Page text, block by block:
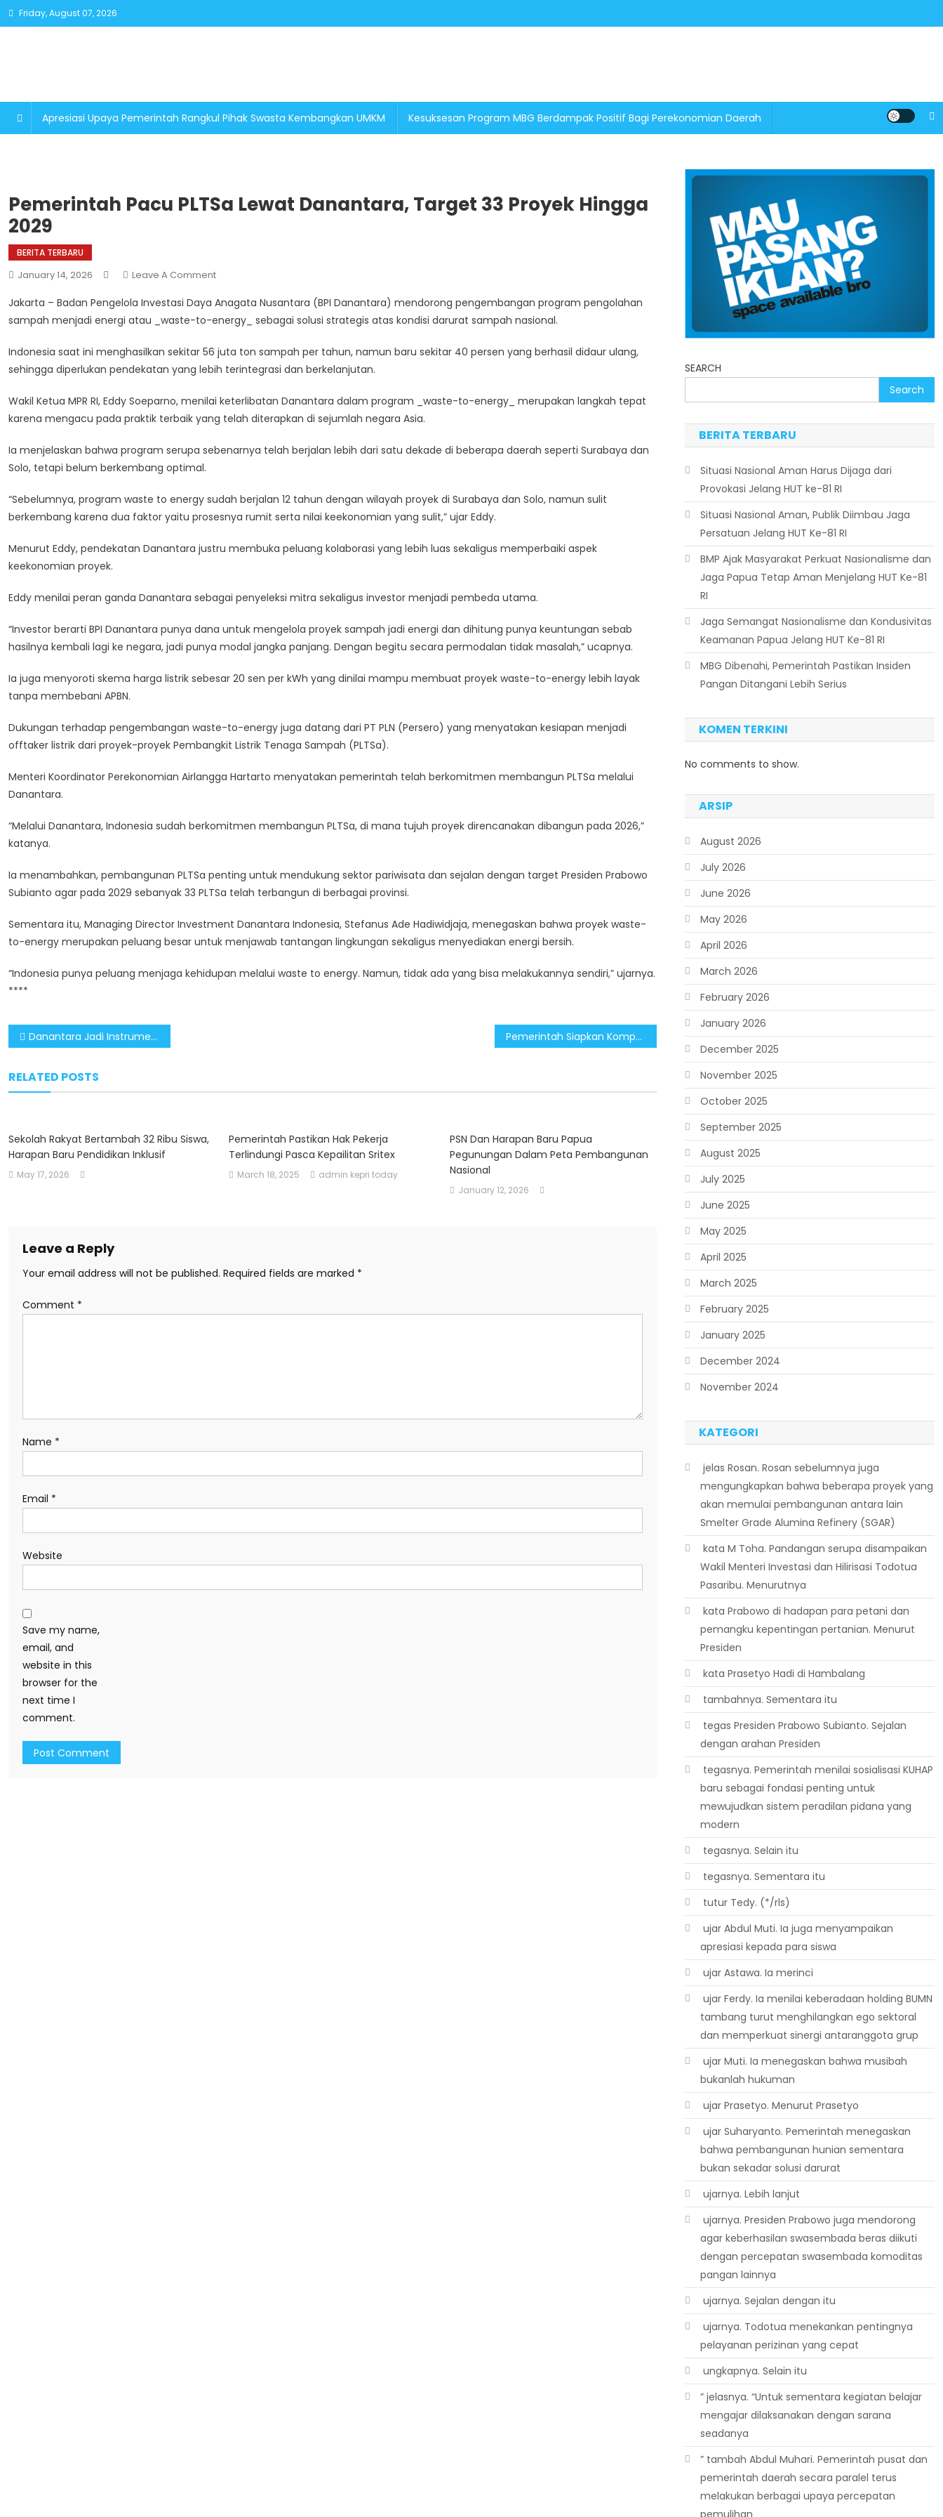
Skip
to
Friday, August 07, 2026
Apresiasi Upaya Pemerintah Rangkul Pihak Swasta Kembangkan UMKM Kesuksesan Program MBG Berdampak Positif Bagi Perekonomian Daerah
Pemerintah Pacu PLTSa Lewat Danantara, Target 33 Proyek Hingga
2029
BERITA TERBARU
January 14, 2026 Leave A CommentOn
Pacu
PLTSa
Danantara,
Target
Proyek
Hingga
Jakarta – Badan Pengelola Investasi Daya Anagata Nusantara (BPI Danantara) mendorong pengembangan program pengolahan
sampah menjadi energi atau _waste-to-energy_ sebagai solusi strategis atas kondisi darurat sampah nasional.
Indonesia saat ini menghasilkan sekitar 56 juta ton sampah per tahun, namun baru sekitar 40 persen yang berhasil didaur ulang,
sehingga diperlukan pendekatan yang lebih terintegrasi dan berkelanjutan.
Wakil Ketua MPR RI, Eddy Soeparno, menilai keterlibatan Danantara dalam program _waste-to-energy_ merupakan langkah tepat
karena mengacu pada praktik terbaik yang telah diterapkan di sejumlah negara Asia.
Ia menjelaskan bahwa program serupa sebenarnya telah berjalan lebih dari satu dekade di beberapa daerah seperti Surabaya dan
Solo, tetapi belum berkembang optimal.
“Sebelumnya, program waste to energy sudah berjalan 12 tahun dengan wilayah proyek di Surabaya dan Solo, namun sulit
berkembang karena dua faktor yaitu prosesnya rumit serta nilai keekonomian yang sulit,” ujar Eddy.
Menurut Eddy, pendekatan Danantara justru membuka peluang kolaborasi yang lebih luas sekaligus memperbaiki aspek
keekonomian proyek.
Eddy menilai peran ganda Danantara sebagai penyeleksi mitra sekaligus investor menjadi pembeda utama.
“Investor berarti BPI Danantara punya dana untuk mengelola proyek sampah jadi energi dan dihitung punya keuntungan sebab
hasilnya kembali lagi ke negara, jadi punya modal jangka panjang. Dengan begitu secara permodalan tidak masalah,” ucapnya.
Ia juga menyoroti skema harga listrik sebesar 20 sen per kWh yang dinilai mampu membuat proyek waste-to-energy lebih layak
tanpa membebani APBN.
Dukungan terhadap pengembangan waste-to-energy juga datang dari PT PLN (Persero) yang menyatakan kesiapan menjadi
offtaker listrik dari proyek-proyek Pembangkit Listrik Tenaga Sampah (PLTSa).
Menteri Koordinator Perekonomian Airlangga Hartarto menyatakan pemerintah telah berkomitmen membangun PLTSa melalui
Danantara.
“Melalui Danantara, Indonesia sudah berkomitmen membangun PLTSa, di mana tujuh proyek direncanakan dibangun pada 2026,”
katanya.
Ia menambahkan, pembangunan PLTSa penting untuk mendukung sektor pariwisata dan sejalan dengan target Presiden Prabowo
Subianto agar pada 2029 sebanyak 33 PLTSa telah terbangun di berbagai provinsi.
Sementara itu, Managing Director Investment Danantara Indonesia, Stefanus Ade Hadiwidjaja, menegaskan bahwa proyek waste-
to-energy merupakan peluang besar untuk menjawab tantangan lingkungan sekaligus menyediakan energi bersih.
“Indonesia punya peluang menjaga kehidupan melalui waste to energy. Namun, tidak ada yang bisa melakukannya sendiri,” ujarnya.
****
Post
Danantara Jadi Instrumen Strategis Pemerintah Perkuat Pengelolaan Aset Negara Pemerintah Siapkan Kompensasi Rumah untuk Korban Banjir Sumatra
RELATED POSTS
Sekolah Rakyat Bertambah 32 Ribu Siswa,
Harapan Baru Pendidikan Inklusif
May 17, 2026
Pemerintah Pastikan Hak Pekerja
Terlindungi Pasca Kepailitan Sritex
March 18, 2025 admin kepri today
PSN Dan Harapan Baru Papua
Pegunungan Dalam Peta Pembangunan
Nasional
January 12, 2026
Leave a Reply
Your email address will not be published. Required fields are marked *
Comment *
Name *
Email *
Website
Save my name,
email, and
website in this
browser for the
next time I
comment.
SEARCH
Search
BERITA TERBARU
Situasi Nasional Aman Harus Dijaga dari
Provokasi Jelang HUT ke-81 RI
Situasi Nasional Aman, Publik Diimbau Jaga
Persatuan Jelang HUT Ke-81 RI
BMP Ajak Masyarakat Perkuat Nasionalisme dan
Jaga Papua Tetap Aman Menjelang HUT Ke-81
RI
Jaga Semangat Nasionalisme dan Kondusivitas
Keamanan Papua Jelang HUT Ke-81 RI
MBG Dibenahi, Pemerintah Pastikan Insiden
Pangan Ditangani Lebih Serius
KOMEN TERKINI
No comments to show.
ARSIP
August 2026
July 2026
June 2026
May 2026
April 2026
March 2026
February 2026
January 2026
December 2025
November 2025
October 2025
September 2025
August 2025
July 2025
June 2025
May 2025
April 2025
March 2025
February 2025
January 2025
December 2024
November 2024
KATEGORI
 jelas Rosan. Rosan sebelumnya juga
mengungkapkan bahwa beberapa proyek yang
akan memulai pembangunan antara lain
Smelter Grade Alumina Refinery (SGAR)
 kata M Toha. Pandangan serupa disampaikan
Wakil Menteri Investasi dan Hilirisasi Todotua
Pasaribu. Menurutnya
 kata Prabowo di hadapan para petani dan
pemangku kepentingan pertanian. Menurut
Presiden
 kata Prasetyo Hadi di Hambalang
 tambahnya. Sementara itu
 tegas Presiden Prabowo Subianto. Sejalan
dengan arahan Presiden
 tegasnya. Pemerintah menilai sosialisasi KUHAP
baru sebagai fondasi penting untuk
mewujudkan sistem peradilan pidana yang
modern
 tegasnya. Selain itu
 tegasnya. Sementara itu
 tutur Tedy. (*/rls)
 ujar Abdul Muti. Ia juga menyampaikan
apresiasi kepada para siswa
 ujar Astawa. Ia merinci
 ujar Ferdy. Ia menilai keberadaan holding BUMN
tambang turut menghilangkan ego sektoral
dan memperkuat sinergi antaranggota grup
 ujar Muti. Ia menegaskan bahwa musibah
bukanlah hukuman
 ujar Prasetyo. Menurut Prasetyo
 ujar Suharyanto. Pemerintah menegaskan
bahwa pembangunan hunian sementara
bukan sekadar solusi darurat
 ujarnya. Lebih lanjut
 ujarnya. Presiden Prabowo juga mendorong
agar keberhasilan swasembada beras diikuti
dengan percepatan swasembada komoditas
pangan lainnya
 ujarnya. Sejalan dengan itu
 ujarnya. Todotua menekankan pentingnya
pelayanan perizinan yang cepat
 ungkapnya. Selain itu
” jelasnya. “Untuk sementara kegiatan belajar
mengajar dilaksanakan dengan sarana
seadanya
” tambah Abdul Muhari. Pemerintah pusat dan
pemerintah daerah secara paralel terus
melakukan berbagai upaya percepatan